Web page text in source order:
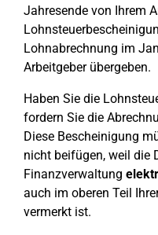
Jahresende von Ihrem
Lohnabrechnung im
Arbeitgeber übergeben.
Haben Sie die
fordern Sie die
Diese Bescheinigung
nicht beifügen, weil die
Finanzverwaltung
auch im oberen Teil
vermerkt ist.